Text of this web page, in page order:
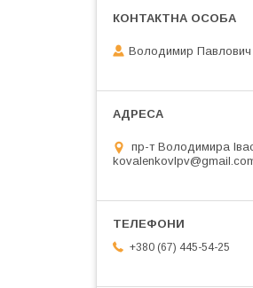
Володимир Павлович
пр-т Володимира
+380 (67) 445-54-25